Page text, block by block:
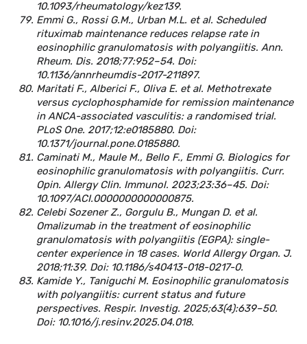
10.1093/rheumatology/kez139.
Emmi G., Rossi G.M., Urban M.L. et al. Scheduled
rituximab maintenance reduces relapse rate in
eosinophilic granulomatosis with polyangiitis. Ann.
Rheum. Dis. 2018;77:952–54. Doi:
10.1136/annrheumdis-2017-211897.
Maritati F., Alberici F., Oliva E. et al. Methotrexate
versus cyclophosphamide for remission maintenance
in ANCA-associated vasculitis: a randomised trial.
PLoS One. 2017;12:e0185880. Doi:
10.1371/journal.pone.0185880.
Caminati M., Maule M., Bello F., Emmi G. Biologics for
eosinophilic granulomatosis with polyangiitis. Curr.
Opin. Allergy Clin. Immunol. 2023;23:36–45. Doi:
10.1097/ACI.0000000000000875.
Celebi Sozener Z., Gorgulu B., Mungan D. et al.
Omalizumab in the treatment of eosinophilic
granulomatosis with polyangiitis (EGPA): single-
center experience in 18 cases. World Allergy Organ. J.
2018;11:39. Doi: 10.1186/s40413-018-0217-0.
Kamide Y., Taniguchi M. Eosinophilic granulomatosis
with polyangiitis: current status and future
perspectives. Respir. Investig. 2025;63(4):639–50.
Doi: 10.1016/j.resinv.2025.04.018.